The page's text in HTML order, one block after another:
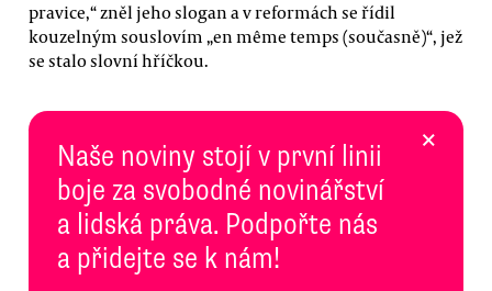
pravice,“ zněl jeho slogan a v reformách se řídil
kouzelným souslovím „en même temps (současně)“, jež
se stalo slovní hříčkou.
Naše noviny stojí v první linii
boje za svobodné novinářství
a lidská práva. Podpořte nás
a přidejte se k nám!
×